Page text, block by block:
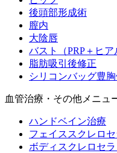
後頭部形成術
膣内
大陰唇
バスト（PRP＋ヒア
脂肪吸引後修正
シリコンバッグ豊
血管治療・その他メニュ
ハンドベイン治療
フェイススクレロ
ボディスクレロセ